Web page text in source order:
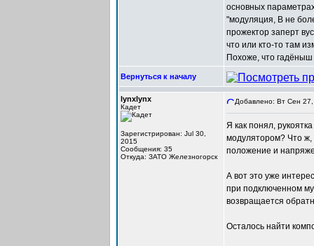
основных
"модуляция, В не
прожектор заперт
что или кто-то там
Похоже, что гадёныш
Вернуться к началу
lynxlynx
Кадет
Зарегистрирован: Jul 30,
2015
Сообщения: 35
Откуда: ЗАТО Железногорск
Добавлено: Вт Сен
Я как понял,
модулятором? Что ж,
положение и
А вот это уже
при подключенном
возвращается
Осталось найти